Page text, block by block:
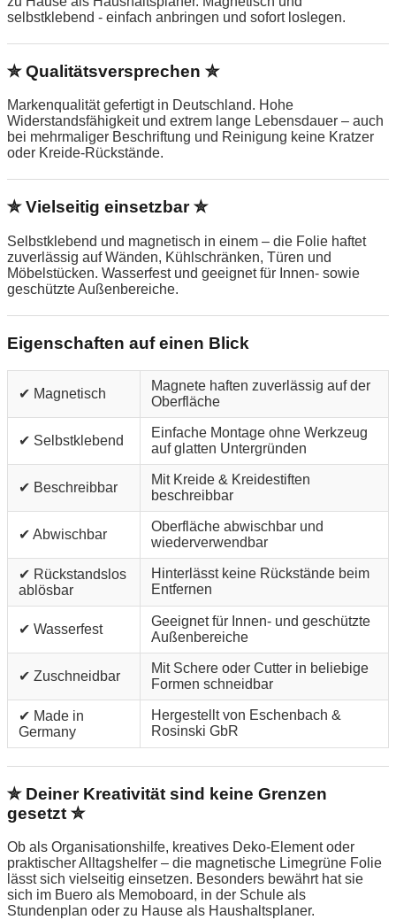
selbstklebend - einfach anbringen und sofort loslegen.
✮ Qualitätsversprechen ✮
Markenqualität gefertigt in Deutschland. Hohe
Widerstandsfähigkeit und extrem lange Lebensdauer – auch
bei mehrmaliger Beschriftung und Reinigung keine Kratzer
oder Kreide-Rückstände.
✮ Vielseitig einsetzbar ✮
Selbstklebend und magnetisch in einem – die Folie haftet
zuverlässig auf Wänden, Kühlschränken, Türen und
Möbelstücken. Wasserfest und geeignet für Innen- sowie
geschützte Außenbereiche.
Eigenschaften auf einen Blick
✔ Magnetisch
Magnete haften zuverlässig auf der
Oberfläche
✔ Selbstklebend
Einfache Montage ohne Werkzeug
auf glatten Untergründen
✔ Beschreibbar
Mit Kreide & Kreidestiften
beschreibbar
✔ Abwischbar
Oberfläche abwischbar und
wiederverwendbar
✔ Rückstandslos
ablösbar
Hinterlässt keine Rückstände beim
Entfernen
✔ Wasserfest
Geeignet für Innen- und geschützte
Außenbereiche
✔ Zuschneidbar
Mit Schere oder Cutter in beliebige
Formen schneidbar
✔ Made in
Germany
Hergestellt von Eschenbach &
Rosinski GbR
✮ Deiner Kreativität sind keine Grenzen
gesetzt ✮
Ob als Organisationshilfe, kreatives Deko-Element oder
praktischer Alltagshelfer – die magnetische Limegrüne Folie
lässt sich vielseitig einsetzen. Besonders bewährt hat sie
sich im Buero als Memoboard, in der Schule als
Stundenplan oder zu Hause als Haushaltsplaner.